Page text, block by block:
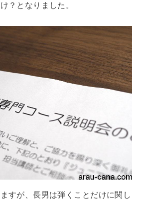
？となりました。
すが、長男は弾くことだけに関し